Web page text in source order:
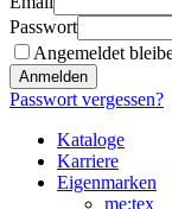
Passwort
Angemeldet
Anmelden
Passwort vergessen?
Kataloge
Karriere
Eigenmarken
me:tex